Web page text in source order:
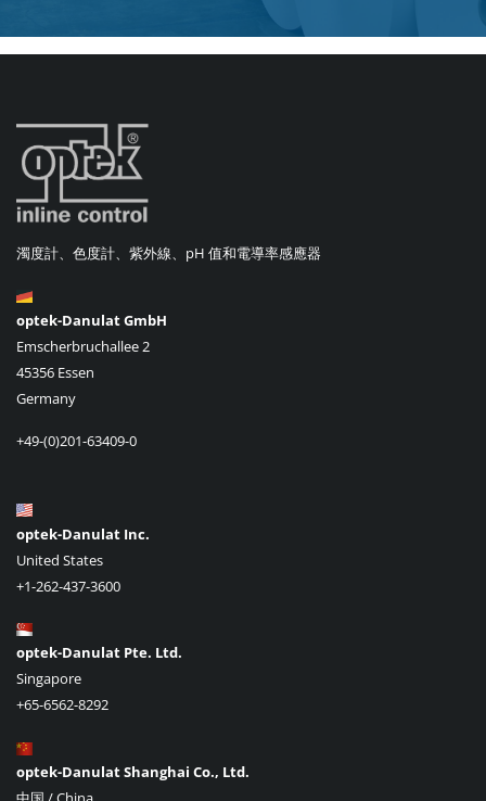
濁度計、色度計、紫外線、pH 值和電導率感應器
optek-Danulat GmbH
Emscherbruchallee 2
45356 Essen
Germany
+49-(0)201-63409-0
optek-Danulat Inc.
United States
+1-262-437-3600
optek-Danulat Pte. Ltd.
Singapore
+65-6562-8292
optek-Danulat Shanghai Co., Ltd.